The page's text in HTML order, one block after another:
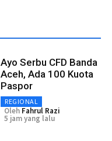
Ayo Serbu CFD Banda
Aceh, Ada 100 Kuota
Paspor
REGIONAL
Oleh Fahrul Razi
5 jam yang lalu